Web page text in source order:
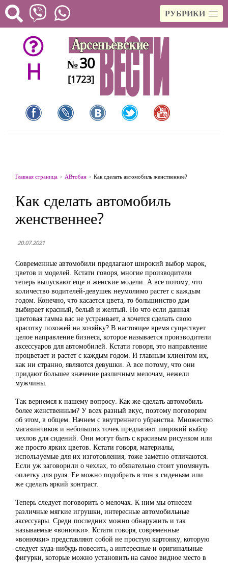
РУБРИКИ
H №30
[1723]
Главная страница АВтобан Как сделать автомобиль женственнее?
Как сделать автомобиль
женственнее?
20.07.2021
Современные автомобили предлагают широкий выбор марок,
цветов и моделей. Кстати говоря, многие производители
теперь выпускают еще и женские модели. А все потому, что
количество водителей-девушек неумолимо растет с каждым
годом. Конечно, что касается цвета, то большинство дам
выбирает красный, белый и желтый. Но что если данная
цветовая гамма вас не устраивает, а хочется сделать свою
красотку похожей на хозяйку? В настоящее время существует
целое направление бизнеса, которое называется производители
аксессуаров для автомобилей. Кстати говоря, это направление
процветает и растет с каждым годом. И главным клиентом их,
как ни странно, являются девушки. А все потому, что они
придают большее значение различным мелочам, нежели
мужчины.
Так вернемся к нашему вопросу. Как же сделать автомобиль
более женственным? У всех разный вкус, поэтому поговорим
об этом, в общем. Начнем с внутреннего убранства. Множество
магазинчиков и небольших точек предлагают широкий выбор
чехлов для сидений. Они могут быть с красивым рисунком или
же просто ярких цветов. Кстати говоря, материалы,
используемые для их изготовления, тоже заметно отличаются.
Если уж заговорили о чехлах, то обязательно стоит упомянуть
оплетку для руля. Ее можно подобрать в тон к сиденьям или
же сделать яркий контраст.
Теперь следует поговорить о мелочах. К ним мы отнесем
различные мягкие игрушки, интересные автомобильные
аксессуары. Среди последних можно обнаружить и так
называемые «вонючки». Кстати говоря, современные
«вонючки» представляют собой не простую картонку, которую
следует куда-нибудь повесить, а интересные и оригинальные
фигурки, которые можно установить на самое видное место в